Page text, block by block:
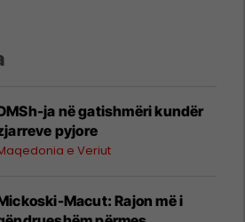
ja në gatishmëri kundër
pyjore
e Veriut
Macut: Rajon më i